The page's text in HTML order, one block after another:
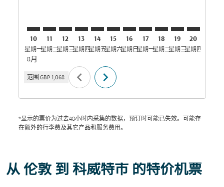
10
星期一
8月
11
星期二
12
星期三
13
星期四
14
星期五
15
星期六
16
星期日
17
星期一
18
星期二
19
星期三
20
星期四星期五
范围 GBP 1,068 chevron_left chevron_right
*显示的票价为过去48小时内采集的数据，预订时可能已失效。可能存
在额外的行李费及其它产品和服务费用。
从 伦敦 到 科威特市 的特价机票